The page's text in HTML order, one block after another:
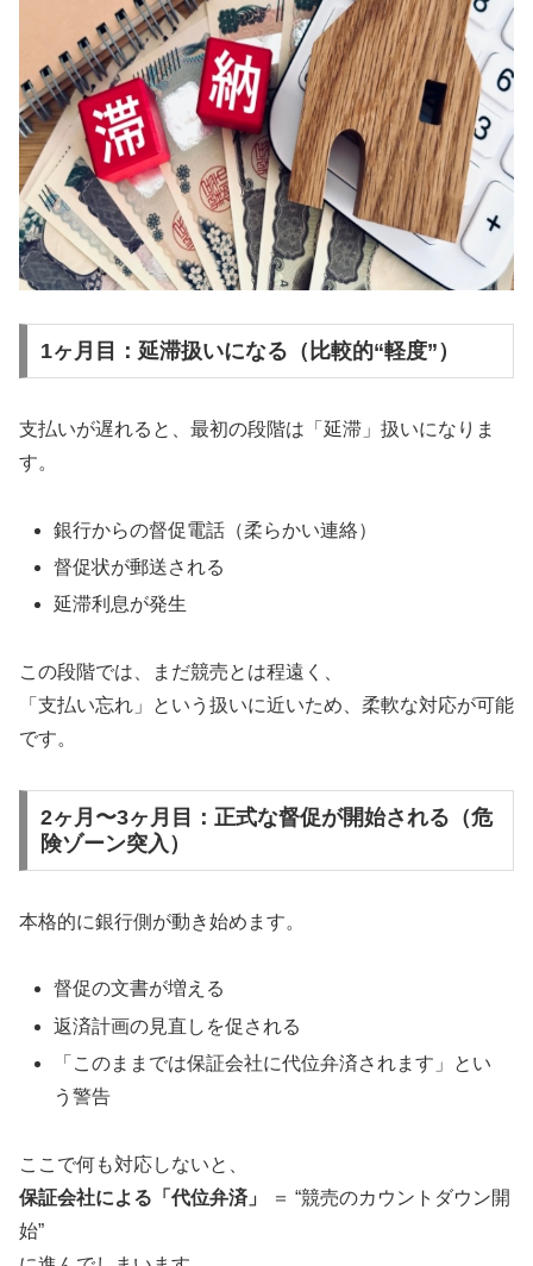
1ヶ月目：延滞扱いになる（比較的“軽度”）
支払いが遅れると、最初の段階は「延滞」扱いになりま
す。
銀行からの督促電話（柔らかい連絡）
督促状が郵送される
延滞利息が発生
この段階では、まだ競売とは程遠く、
「支払い忘れ」という扱いに近いため、柔軟な対応が可能
です。
2ヶ月〜3ヶ月目：正式な督促が開始される（危
険ゾーン突入）
本格的に銀行側が動き始めます。
督促の文書が増える
返済計画の見直しを促される
「このままでは保証会社に代位弁済されます」とい
う警告
ここで何も対応しないと、
保証会社による「代位弁済」
＝ “競売のカウントダウン開
始”